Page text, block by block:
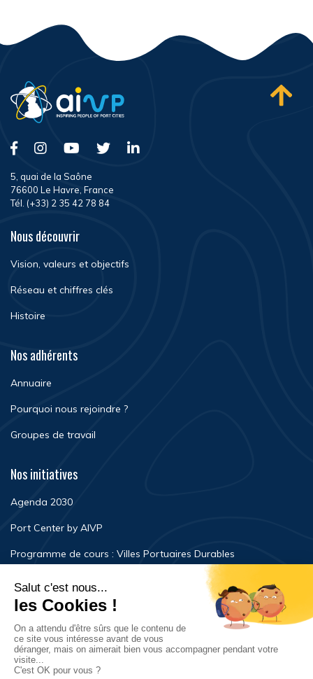
5, quai de la Saône
76600 Le Havre, France
Tél. (+33) 2 35 42 78 84
Nous découvrir
Vision, valeurs et objectifs
Réseau et chiffres clés
Histoire
Nos adhérents
Annuaire
Pourquoi nous rejoindre ?
Groupes de travail
Nos initiatives
Agenda 2030
Port Center by AIVP
Programme de cours : Villes Portuaires Durables
Newsroom
Événements
FAQ